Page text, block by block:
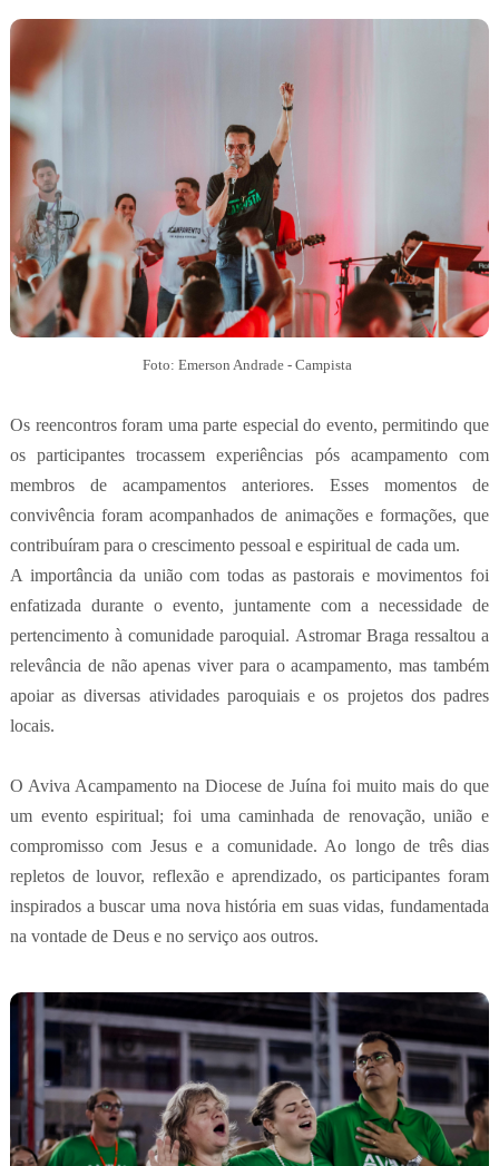
Foto: Emerson Andrade - Campista
Os reencontros foram uma parte especial do evento, permitindo que
os participantes trocassem experiências pós acampamento com
membros de acampamentos anteriores. Esses momentos de
convivência foram acompanhados de animações e formações, que
contribuíram para o crescimento pessoal e espiritual de cada um.
A importância da união com todas as pastorais e movimentos foi
enfatizada durante o evento, juntamente com a necessidade de
pertencimento à comunidade paroquial. Astromar Braga ressaltou a
relevância de não apenas viver para o acampamento, mas também
apoiar as diversas atividades paroquiais e os projetos dos padres
locais.
O Aviva Acampamento na Diocese de Juína foi muito mais do que
um evento espiritual; foi uma caminhada de renovação, união e
compromisso com Jesus e a comunidade. Ao longo de três dias
repletos de louvor, reflexão e aprendizado, os participantes foram
inspirados a buscar uma nova história em suas vidas, fundamentada
na vontade de Deus e no serviço aos outros.